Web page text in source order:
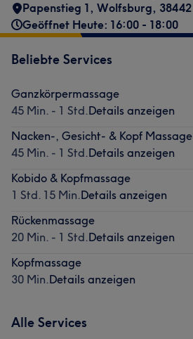
Papenstieg 1, Wolfsburg, 38442
Geöffnet Heute: 16:00 - 18:00
Beliebte Services
Ganzkörpermassage
45 Min. - 1 Std.Details anzeigen
Nacken-, Gesicht- & Kopf Massage
45 Min. - 1 Std.Details anzeigen
Kobido & Kopfmassage
1 Std. 15 Min.Details anzeigen
Rückenmassage
20 Min. - 1 Std.Details anzeigen
Kopfmassage
30 Min.Details anzeigen
Alle Services